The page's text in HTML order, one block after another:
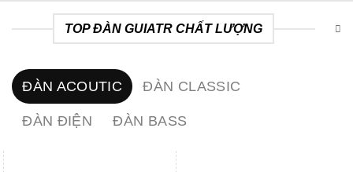
TOP ĐÀN GUIATR CHẤT LƯỢNG
ĐÀN ACOUTIC ĐÀN CLASSIC
ĐÀN ĐIỆN ĐÀN BASS